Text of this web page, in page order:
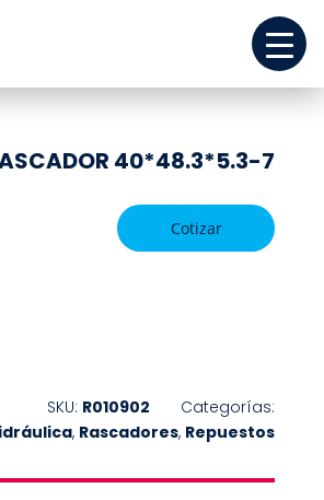
40*48.3*5.3-7
Cotizar
SKU: R010902
Categorías:
, Rascadores, Repuestos